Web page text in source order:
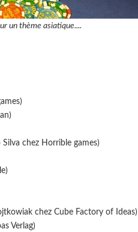
un thème asiatique....
chez Horrible games)
chez Cube Factory of Ideas)
Verlag)